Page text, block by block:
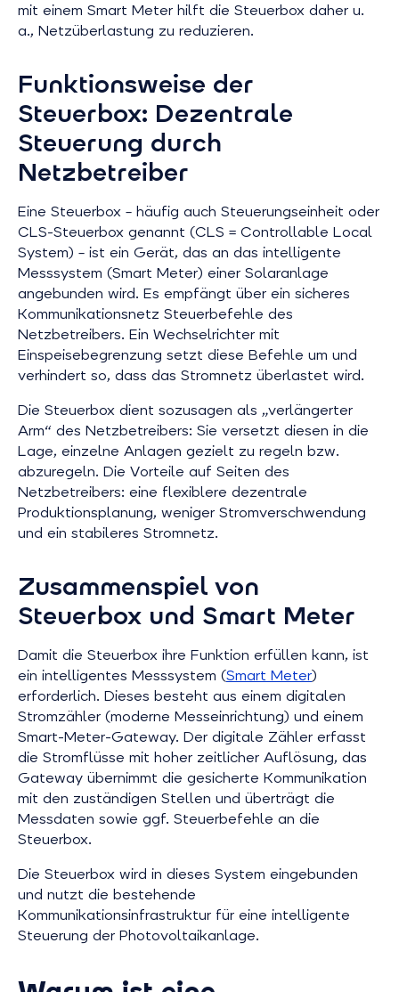
mit einem Smart Meter hilft die Steuerbox daher u.
a., Netzüberlastung zu reduzieren.
Funktionsweise der
Steuerbox: Dezentrale
Steuerung durch
Netzbetreiber
Eine Steuerbox – häufig auch Steuerungseinheit oder
CLS-Steuerbox genannt (CLS = Controllable Local
System) – ist ein Gerät, das an das intelligente
Messsystem (Smart Meter) einer Solaranlage
angebunden wird. Es empfängt über ein sicheres
Kommunikationsnetz Steuerbefehle des
Netzbetreibers. Ein Wechselrichter mit
Einspeisebegrenzung setzt diese Befehle um und
verhindert so, dass das Stromnetz überlastet wird.
Die Steuerbox dient sozusagen als „verlängerter
Arm“ des Netzbetreibers: Sie versetzt diesen in die
Lage, einzelne Anlagen gezielt zu regeln bzw.
abzuregeln. Die Vorteile auf Seiten des
Netzbetreibers: eine flexiblere dezentrale
Produktionsplanung, weniger Stromverschwendung
und ein stabileres Stromnetz.
Zusammenspiel von
Steuerbox und Smart Meter
Damit die Steuerbox ihre Funktion erfüllen kann, ist
ein intelligentes Messsystem (Smart Meter)
erforderlich. Dieses besteht aus einem digitalen
Stromzähler (moderne Messeinrichtung) und einem
Smart-Meter-Gateway. Der digitale Zähler erfasst
die Stromflüsse mit hoher zeitlicher Auflösung, das
Gateway übernimmt die gesicherte Kommunikation
mit den zuständigen Stellen und überträgt die
Messdaten sowie ggf. Steuerbefehle an die
Steuerbox.
Die Steuerbox wird in dieses System eingebunden
und nutzt die bestehende
Kommunikationsinfrastruktur für eine intelligente
Steuerung der Photovoltaikanlage.